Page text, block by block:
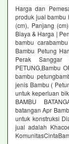
Harga dan
produk jual bambu
(cm), Panjang
Biaya & Harga |
bambu
Bambu Petung
Perak
PETUNG,Bambu
bambu
jenis Bambu (
untuk keperluan
BAMBU
batangan Apr
untuk konstruksi
jual adalah